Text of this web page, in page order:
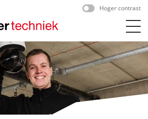
Hoger contrast